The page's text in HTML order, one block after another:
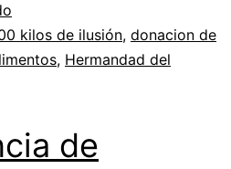
kilos de ilusión, donacion de
, Hermandad del
de